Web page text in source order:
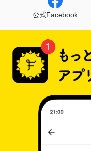
公式Facebook